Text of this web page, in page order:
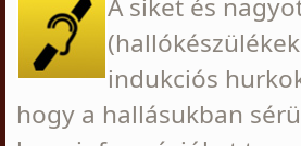
A siket és
indukciós
hogy a hallásukban